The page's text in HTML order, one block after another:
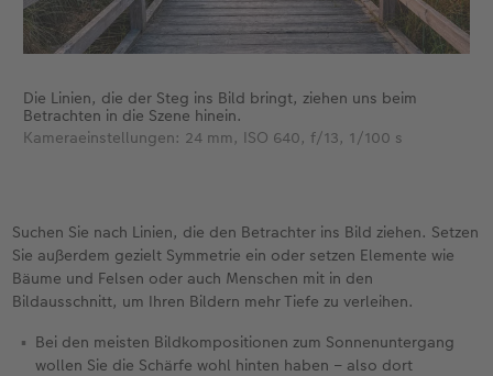
Die Linien, die der Steg ins Bild bringt, ziehen uns beim
Betrachten in die Szene hinein.
Kameraeinstellungen: 24 mm, ISO 640, f/13, 1/100 s
Suchen Sie nach Linien, die den Betrachter ins Bild ziehen. Setzen
Sie außerdem gezielt Symmetrie ein oder setzen Elemente wie
Bäume und Felsen oder auch Menschen mit in den
Bildausschnitt, um Ihren Bildern mehr Tiefe zu verleihen.
Bei den meisten Bildkompositionen zum Sonnenuntergang
wollen Sie die Schärfe wohl hinten haben – also dort